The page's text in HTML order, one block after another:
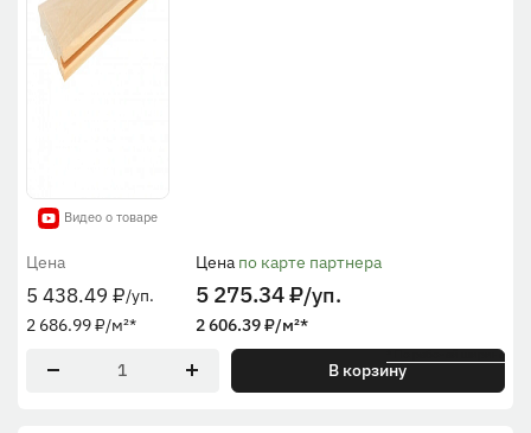
Видео о товаре
Цена
5 438.49 ₽/уп.
2 686.99₽/м²*
Цена по карте партнера
5 275.34₽/уп.
2 606.39₽/м²*
* По рабочей ширине
В корзину